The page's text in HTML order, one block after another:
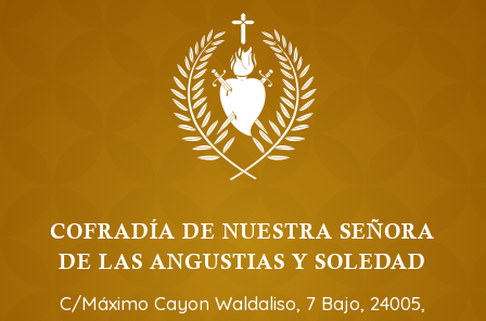
COFRADÍA DE NUESTRA SEÑORA
DE LAS ANGUSTIAS Y SOLEDAD
C/Máximo Cayon Waldaliso, 7 Bajo, 24005,